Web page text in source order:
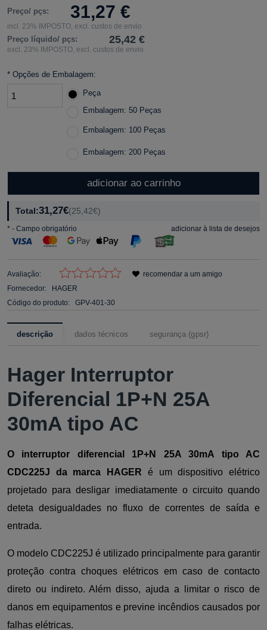
Preço/ pçs: 31,27 €
incl. 23% IMPOSTO, excl. custos de envio
Preço líquido/ pçs: 25,42 €
excl. 23% IMPOSTO, excl. custos de envio
* Opções de Embalagem:
Peça
Embalagem: 50 Peças
Embalagem: 100 Peças
Embalagem: 200 Peças
adicionar ao carrinho
Total:31,27€(25,42€)
adicionar à lista de desejos
* - Campo obrigatório
Avaliação:
Fornecedor:
HAGER
Código do produto:
GPV-401-30
recomendar a um amigo
descrição dados técnicos segurança (gpsr)
Hager Interruptor
Diferencial 1P+N 25A
30mA tipo AC
O interruptor diferencial 1P+N 25A 30mA tipo AC
CDC225J da marca HAGER é um dispositivo elétrico
projetado para desligar imediatamente o circuito quando
deteta desigualdades no fluxo de correntes de saída e
entrada.
O modelo CDC225J é utilizado principalmente para garantir
proteção contra choques elétricos em caso de contacto
direto ou indireto. Além disso, ajuda a limitar o risco de
danos em equipamentos e previne incêndios causados por
falhas elétricas.